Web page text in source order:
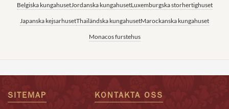
Belgiska kungahusetJordanska kungahusetLuxemburgska storhertighuset
Japanska kejsarhusetThailändska kungahusetMarockanska kungahuset
Monacos furstehus
SITEMAP KONTAKTA OSS